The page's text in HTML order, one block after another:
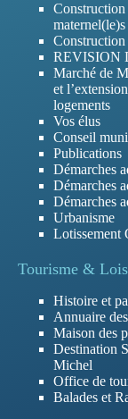
maternel(le)s
Construction
REVISION
Marché de
et
logements
Vos élus
Conseil
Publications
Démarches
Démarches
Démarches
Urbanisme
Lotissement
Tourisme &
Histoire et
Annuaire
Maison des
Destination
Michel
Office de
Balades et